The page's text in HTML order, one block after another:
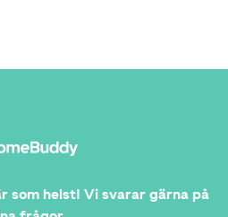
som helst! Vi svarar gärna på